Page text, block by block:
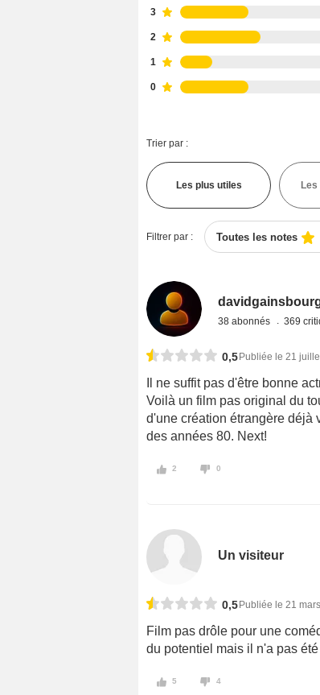
3
2
1
0
Trier par :
Les plus utiles
Filtrer par : Toutes les notes
38 abonnés 369
0,5 Publiée le 21
Il ne suffit pas d'être bonne
Voilà un film pas original du
d'une création étrangère déjà
des années 80. Next!
2 0
Un visiteur
0,5Publiée le 21
Film pas drôle pour une
du potentiel mais il n'a pas
5 4